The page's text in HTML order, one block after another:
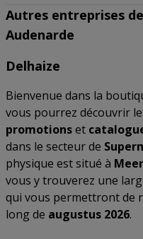
Autres entreprises
Audenarde
Delhaize
Bienvenue dans la
vous pourrez découvrir
promotionset
dans le secteur de
physique est situé à
vous y trouverez une
qui vous permettront de
long de augustus 2026.